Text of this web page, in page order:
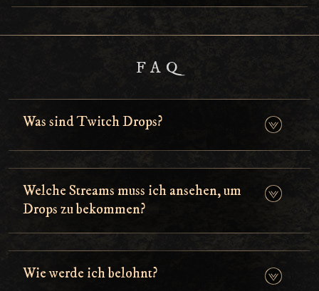
FAQ
Was sind Twitch Drops?
Welche Streams muss ich ansehen, um
Drops zu bekommen?
Wie werde ich belohnt?